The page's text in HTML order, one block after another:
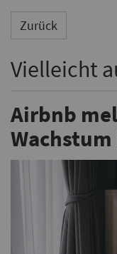
Zurück
Vielleicht
Airbnb